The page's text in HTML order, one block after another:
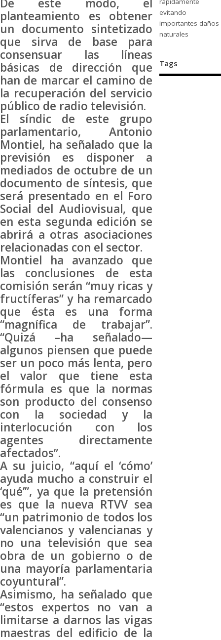
planteamiento es obtener
un documento sintetizado
que sirva de base para
consensuar las líneas
básicas de dirección que
han de marcar el camino de
la recuperación del servicio
público de radio televisión.
El síndic de este grupo
parlamentario, Antonio
Montiel, ha señalado que la
previsión es disponer a
mediados de octubre de un
documento de síntesis, que
será presentado en el Foro
Social del Audiovisual, que
en esta segunda edición se
abrirá a otras asociaciones
relacionadas con el sector.
Montiel ha avanzado que
las conclusiones de esta
comisión serán “muy ricas y
fructíferas” y ha remarcado
que ésta es una forma
“magnífica de trabajar”.
“Quizá –ha señalado—
algunos piensen que puede
ser un poco más lenta, pero
el valor que tiene esta
fórmula es que la normas
son producto del consenso
con la sociedad y la
interlocución con los
agentes directamente
afectados”.
A su juicio, “aquí el ‘cómo’
ayuda mucho a construir el
‘qué’”, ya que la pretensión
es que la nueva RTVV sea
“un patrimonio de todos los
valencianos y valencianas y
no una televisión que sea
obra de un gobierno o de
una mayoría parlamentaria
coyuntural”.
Asimismo, ha señalado que
“estos expertos no van a
limitarse a darnos las vigas
maestras del edificio de la
evitando
importantes daños
naturales
Tags